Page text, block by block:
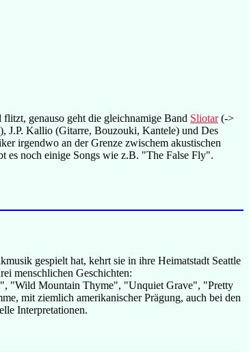
genauso geht die gleichnamige Band Sliotar(->
J.P. Kallio (Gitarre, Bouzouki, Kantele) und Des
irgendwo an der Grenze zwischem akustischen
es noch einige Songs wie z.B. "The False Fly".
gespielt hat, kehrt sie in ihre Heimatstadt Seattle
menschlichen Geschichten:
"Wild Mountain Thyme", "Unquiet Grave", "Pretty
mit ziemlich amerikanischer Prägung, auch bei den
Interpretationen.